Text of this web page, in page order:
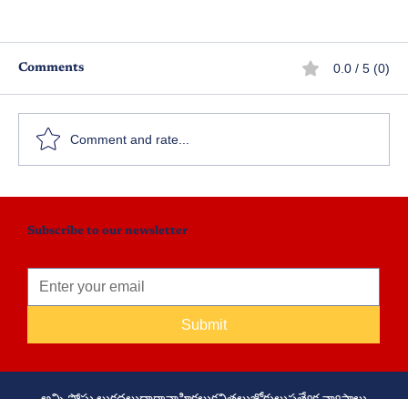
విజయదశమి 2023 కథల పోటీలు
Comments 0.0 / 5 (0)
Comment and rate...
Subscribe to our newsletter
Submit